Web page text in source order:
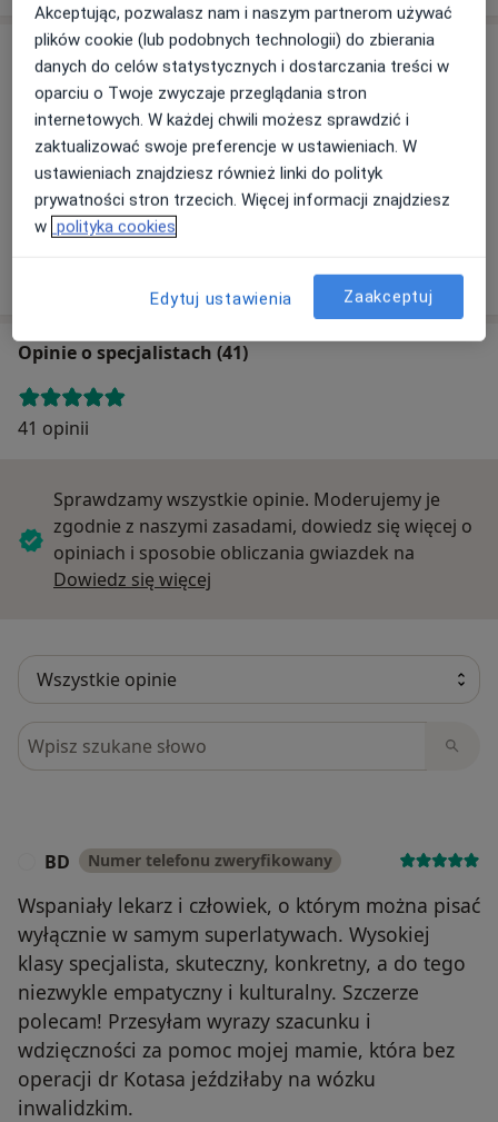
Adres
Powiększ mapę
Specjalistyczne Gabinety Lekarskie Vita Med
Opinie o specjalistach (41)
41 opinii
Sprawdzamy wszystkie opinie. Moderujemy je
zgodnie z naszymi zasadami, dowiedz się więcej o
opiniach i sposobie obliczania gwiazdek na
Dowiedz się więcej
Szukaj w opiniach
BD Numer telefonu zweryfikowany
Wspaniały lekarz i człowiek, o którym można pisać
wyłącznie w samym superlatywach. Wysokiej
klasy specjalista, skuteczny, konkretny, a do tego
niezwykle empatyczny i kulturalny. Szczerze
polecam! Przesyłam wyrazy szacunku i
wdzięczności za pomoc mojej mamie, która bez
operacji dr Kotasa jeździłaby na wózku
inwalidzkim.
Akceptując, pozwalasz nam i naszym partnerom używać
plików cookie (lub podobnych technologii) do zbierania
danych do celów statystycznych i dostarczania treści w
oparciu o Twoje zwyczaje przeglądania stron
internetowych. W każdej chwili możesz sprawdzić i
zaktualizować swoje preferencje w ustawieniach. W
ustawieniach znajdziesz również linki do polityk
prywatności stron trzecich. Więcej informacji znajdziesz
w polityka cookies
Edytuj ustawienia Zaakceptuj